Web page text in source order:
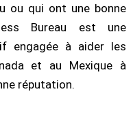
ou qui ont une bonne
Bureau est une
engagée à aider les
et au Mexique à
réputation.